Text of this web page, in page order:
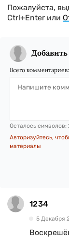
Пожалуйста,
Ctrl+Enter или
Всего комментариев:
Осталось символов:
Авторизуйтесь,
материалы
1234
5 Декабря